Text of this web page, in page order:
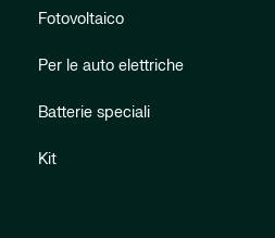
Fotovoltaico
Per le auto elettriche
Batterie speciali
Kit